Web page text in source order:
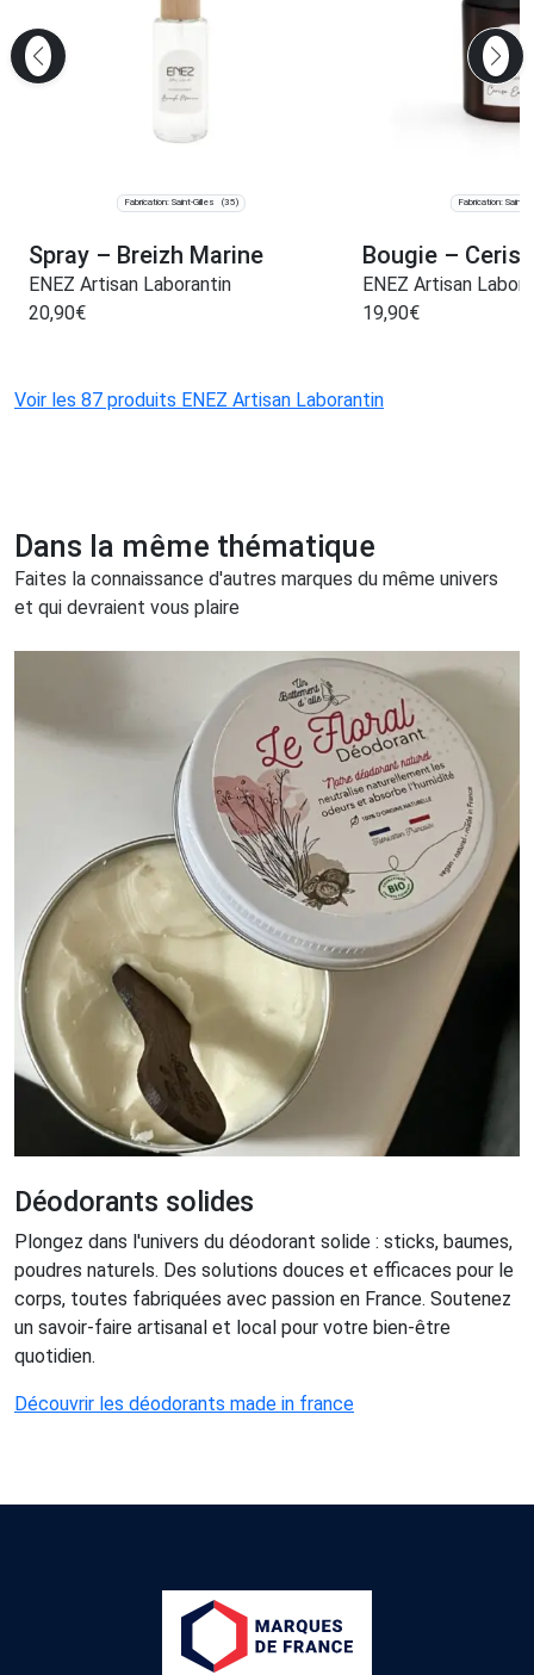
Fabrication: Saint-Gilles (35)
Spray – Breizh Marine
ENEZ Artisan Laborantin
20,90€
Fabrication: Saint-
Bougie –
ENEZ Artisan
19,90€
Voir les 87 produits ENEZ Artisan Laborantin
Dans la même thématique
Faites la connaissance d'autres marques du même univers
et qui devraient vous plaire
Déodorants solides
Plongez dans l'univers du déodorant solide : sticks, baumes,
poudres naturels. Des solutions douces et efficaces pour le
corps, toutes fabriquées avec passion en France. Soutenez
un savoir-faire artisanal et local pour votre bien-être
quotidien.
Découvrir les déodorants made in france